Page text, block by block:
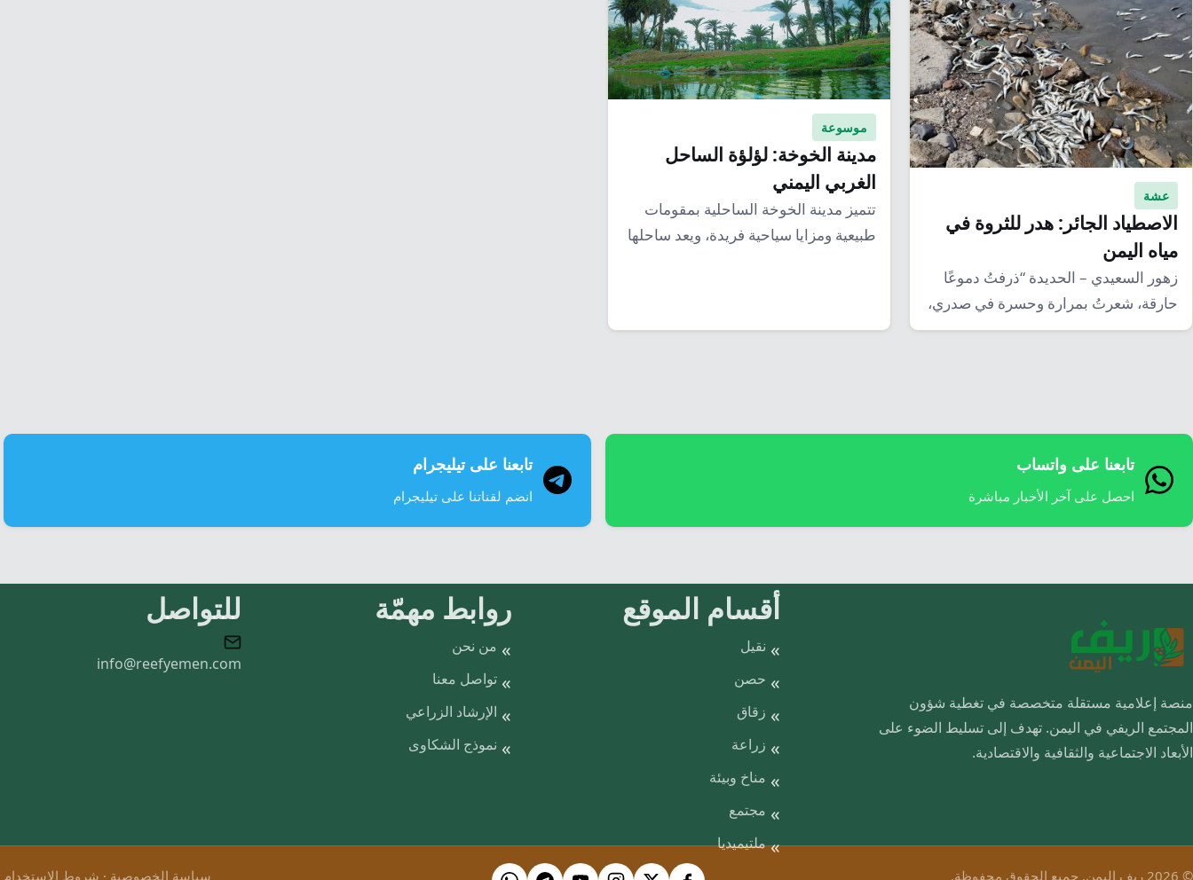
عشة
الاصطياد الجائر: هدر للثروة في
مياه اليمن
زهور السعيدي – الحديدة “ذرفتُ دموعًا
حارقة، شعرتُ بمرارة وحسرة في صدري،
كأن هناك…
موسوعة
مدينة الخوخة: لؤلؤة الساحل
الغربي اليمني
تتميز مدينة الخوخة الساحلية بمقومات
طبيعية ومزايا سياحية فريدة، ويعد ساحلها
تابعنا على واتساب
احصل على آخر الأخبار مباشرة
تابعنا على تيليجرام
انضم لقناتنا على تيليجرام
منصة إعلامية مستقلة متخصصة في تغطية شؤون
المجتمع الريفي في اليمن. تهدف إلى تسليط الضوء على
الأبعاد الاجتماعية والثقافية والاقتصادية.
أقسام الموقع
نقيل
حصن
زقاق
زراعة
مناخ وبيئة
مجتمع
ملتيميديا
روابط مهمّة
من نحن
تواصل معنا
الإرشاد الزراعي
نموذج الشكاوى
للتواصل
info@reefyemen.com
© 2026 ريف اليمن. جميع الحقوق محفوظة. سياسة الخصوصية · شروط الاستخدام